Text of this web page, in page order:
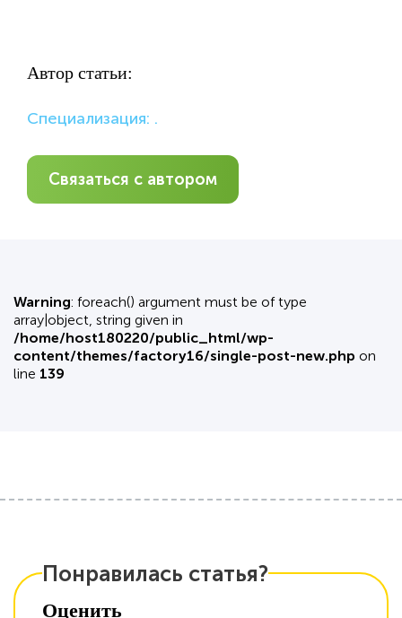
Автор статьи:
Специализация: .
Связаться с автором
Warning: foreach() argument must be of type
array|object, string given in
/home/host180220/public_html/wp-
content/themes/factory16/single-post-new.php on
line 139
Понравилась статья?
Оценить